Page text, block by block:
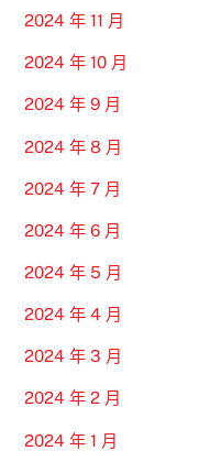
2024 年 11 月
2024 年 10 月
2024 年 9 月
2024 年 8 月
2024 年 7 月
2024 年 6 月
2024 年 5 月
2024 年 4 月
2024 年 3 月
2024 年 2 月
2024 年 1 月